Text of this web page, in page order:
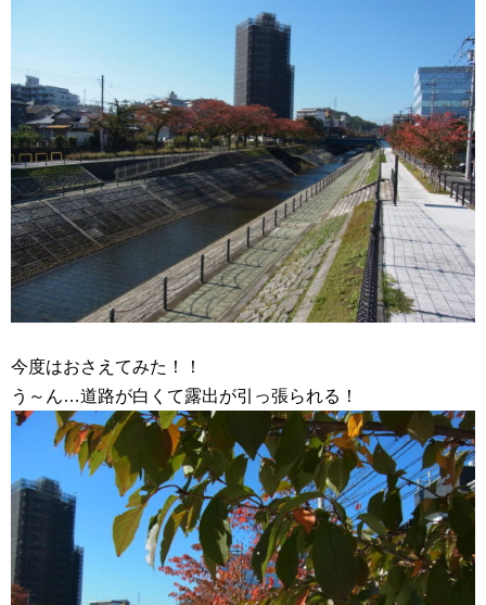
今度はおさえてみた！！
う～ん…道路が白くて露出が引っ張られる！